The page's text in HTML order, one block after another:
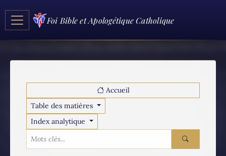
Foi Bible et Apologétique Catholique
Accueil
Table des matières
Index analytique